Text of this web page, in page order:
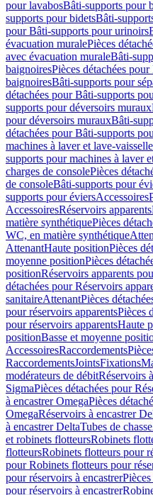
pour lavabosBâti-supports pour
supports pour bidetsBâti-
pour Bâti-supports pour urinoirs
évacuation muralePièces
avec évacuation muraleBâti-
baignoiresPièces détachées
baignoiresBâti-supports pour
détachées pour Bâti-supports
supports pour déversoirs muraux
pour déversoirs murauxBâti-
détachées pour Bâti-supports
machines à laver et lave-vaisselle
supports pour machines à laver
charges de consolePièces
de consoleBâti-supports pour
supports pour éviersAccessoires
AccessoiresRéservoirs apparents
matière synthétiquePièces
WC, en matière synthétique
AttenantHaute positionPièces
moyenne positionPièces
positionRéservoirs apparents
détachées pour Réservoirs
sanitaireAttenantPièces
pour réservoirs apparentsPièces
pour réservoirs apparentsHaute
positionBasse et moyenne
AccessoiresRaccordements
RaccordementsJointsFixations
modérateurs de débitRéservoirs
SigmaPièces détachées pour
à encastrer OmegaPièces
OmegaRéservoirs à encastrer
à encastrer DeltaTubes de chasse
et robinets flotteursRobinets
flotteursRobinets flotteurs pour
pour Robinets flotteurs pour
pour réservoirs à encastrer
pour réservoirs à encastrer